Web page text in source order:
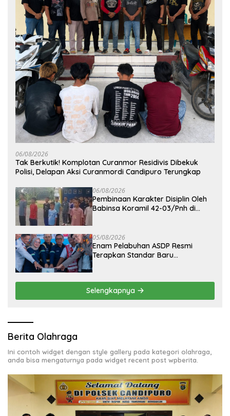
06/08/2026
Tak Berkutik! Komplotan Curanmor Residivis Dibekuk
Polisi, Delapan Aksi Curanmordi Candipuro Terungkap
06/08/2026
Pembinaan Karakter Disiplin Oleh
Babinsa Koramil 42-03/Pnh di
05/08/2026
Enam Pelabuhan ASDP Resmi
Terapkan Standar Baru
Selengkapnya
Berita Olahraga
Ini contoh widget dengan style gallery pada kategori olahraga,
anda bisa mengaturnya pada widget recent post wpberita.